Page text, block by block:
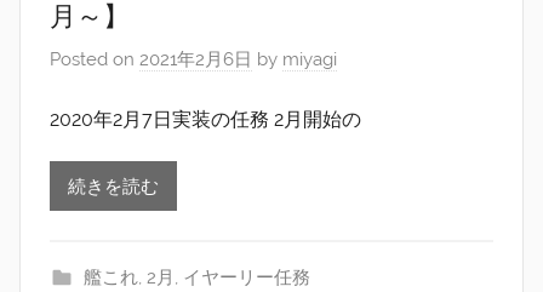
月～】
Posted on 2021年2月6日 by miyagi
2020年2月7日実装の任務 2月開始の
続きを読む
艦これ, 2月 , イヤーリー任務